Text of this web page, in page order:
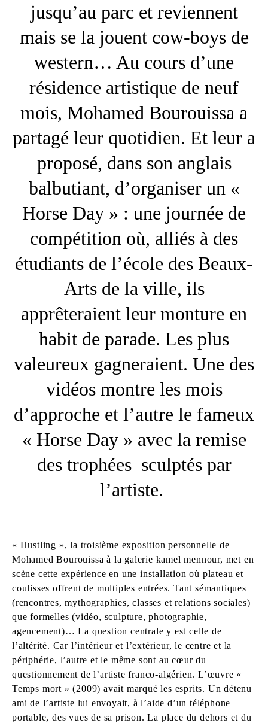
jusqu’au parc et reviennent
mais se la jouent cow-boys de
western… Au cours d’une
résidence artistique de neuf
mois, Mohamed Bourouissa a
partagé leur quotidien. Et leur a
proposé, dans son anglais
balbutiant, d’organiser un «
Horse Day » : une journée de
compétition où, alliés à des
étudiants de l’école des Beaux-
Arts de la ville, ils
apprêteraient leur monture en
habit de parade. Les plus
valeureux gagneraient. Une des
vidéos montre les mois
d’approche et l’autre le fameux
« Horse Day » avec la remise
des trophées sculptés par
l’artiste.
« Hustling », la troisième exposition personnelle de
Mohamed Bourouissa à la galerie kamel mennour, met en
scène cette expérience en une installation où plateau et
coulisses offrent de multiples entrées. Tant sémantiques
(rencontres, mythographies, classes et relations sociales)
que formelles (vidéo, sculpture, photographie,
agencement)… La question centrale y est celle de
l’altérité. Car l’intérieur et l’extérieur, le centre et la
périphérie, l’autre et le même sont au cœur du
questionnement de l’artiste franco-algérien. L’œuvre «
Temps mort » (2009) avait marqué les esprits. Un détenu
ami de l’artiste lui envoyait, à l’aide d’un téléphone
portable, des vues de sa prison. La place du dehors et du